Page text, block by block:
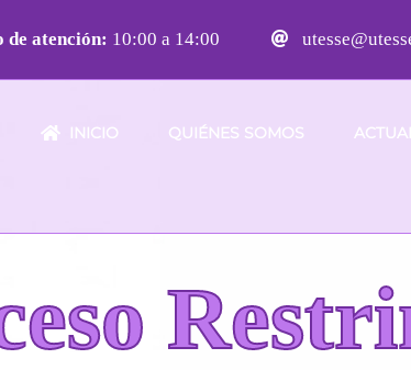
atención: 10:00 a 14:00
INICIO QUIÉNES SOMOS